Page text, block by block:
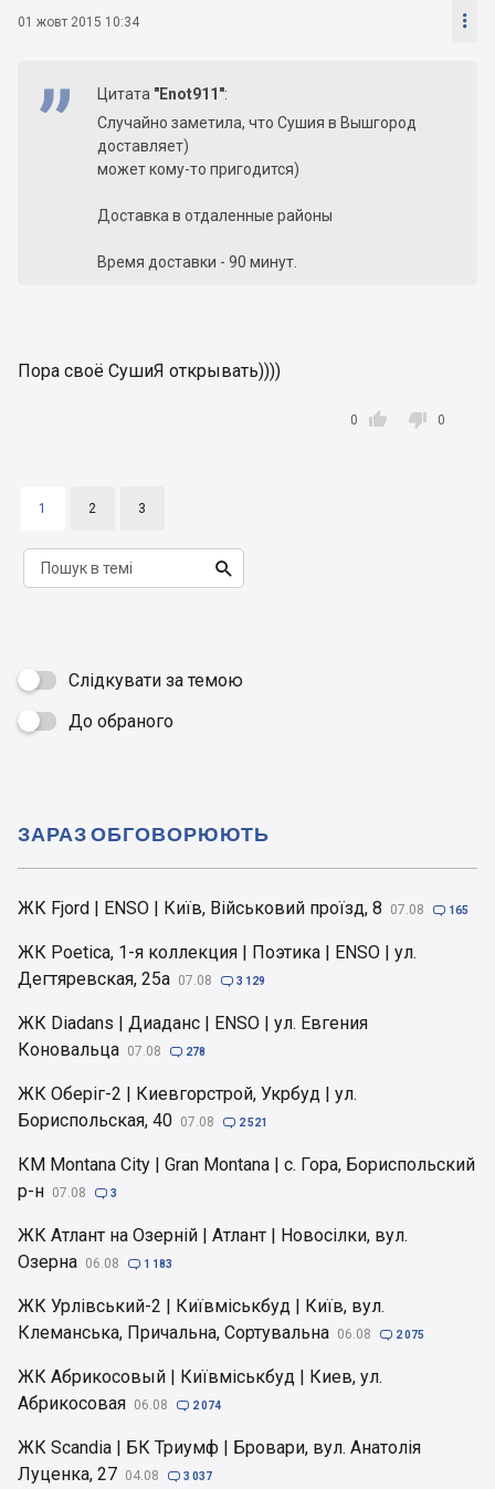
01 жовт 2015 10:34 
Цитата "Enot911":
Случайно заметила, что Сушия в Вышгород
доставляет)
может кому-то пригодится)
Доставка в отдаленные районы
Время доставки - 90 минут.
Вышгород, Чабаны, Новобеличи, Коцюбинское и
Пора своё СушиЯ открывать))))

0  0
1 2 3

Слідкувати за темою
 До обраного
ЖК Fjord | ENSO | Київ, Військовий проїзд, 8 07.08  165
ЖК Poetica, 1-я коллекция | Поэтика | ENSO | ул.
Дегтяревская, 25а 07.08  3 129
ЖК Diadans | Диаданс | ENSO | ул. Евгения
Коновальца 07.08  278
ЖК Оберіг-2 | Киевгорстрой, Укрбуд | ул.
Бориспольская, 40 07.08  2 521
КМ Montana City | Gran Montana | с. Гора, Бориспольский
р-н 07.08  3
ЖК Атлант на Озерній | Атлант | Новосілки, вул.
Озерна 06.08  1 183
ЖК Урлівський-2 | Київміськбуд | Київ, вул.
Клеманська, Причальна, Сортувальна 06.08  2 075
ЖК Абрикосовый | Київміськбуд | Киев, ул.
Абрикосовая 06.08  2 074
ЖК Scandia | БК Триумф | Бровари, вул. Анатолія
Луценка, 27 04.08  3 037
ЗАРАЗ ОБГОВОРЮЮТЬ